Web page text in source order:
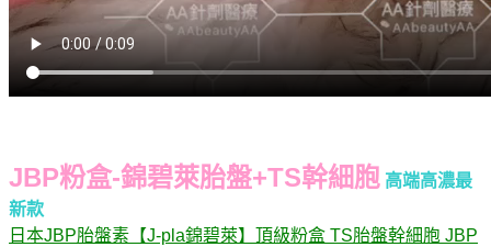
JBP粉盒-錦碧萊胎盤+TS幹細胞 高端高濃最
新款
日本JBP胎盤素【J-pla錦碧萊】頂級粉盒 TS胎盤幹細胞 JBP